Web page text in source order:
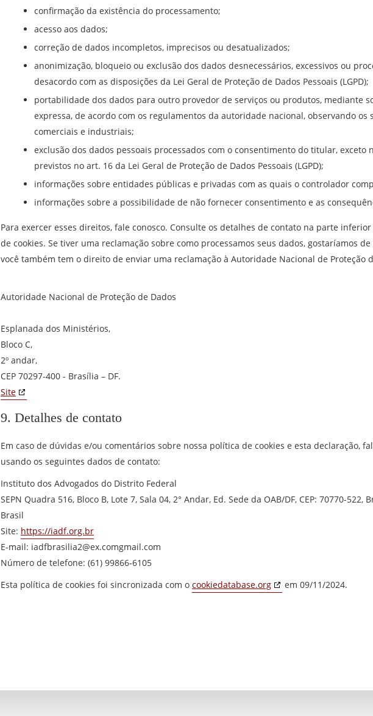
confirmação da existência do processamento;
acesso aos dados;
correção de dados incompletos, imprecisos ou desatualizados;
anonimização, bloqueio ou exclusão dos dados desnecessários, excessivos ou
desacordo com as disposições da Lei Geral de Proteção de Dados Pessoais (LGPD);
portabilidade dos dados para outro provedor de serviços ou produtos, mediante
expressa, de acordo com os regulamentos da autoridade nacional, observando os
comerciais e industriais;
exclusão dos dados pessoais processados com o consentimento do titular, exceto
previstos no art. 16 da Lei Geral de Proteção de Dados Pessoais (LGPD);
informações sobre entidades públicas e privadas com as quais o controlador
informações sobre a possibilidade de não fornecer consentimento e as
Para exercer esses direitos, fale conosco. Consulte os detalhes de contato na parte
de cookies. Se tiver uma reclamação sobre como processamos seus dados, gostaríamos de
você também tem o direito de enviar uma reclamação à Autoridade Nacional de Proteção
Autoridade Nacional de Proteção de Dados
Esplanada dos Ministérios,
Bloco C,
2º andar,
CEP 70297-400 - Brasília – DF.
Site
9. Detalhes de contato
Em caso de dúvidas e/ou comentários sobre nossa política de cookies e esta declaração,
usando os seguintes dados de contato:
Instituto dos Advogados do Distrito Federal
SEPN Quadra 516, Bloco B, Lote 7, Sala 04, 2° Andar, Ed. Sede da OAB/DF, CEP: 70770-522,
Brasil
Site: https://iadf.org.br
E-mail: iadfbrasilia2@ex.comgmail.com
Número de telefone: (61) 99866-6105
Esta política de cookies foi sincronizada com o cookiedatabase.org em 09/11/2024.